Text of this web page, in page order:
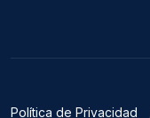
Política de Privacidad